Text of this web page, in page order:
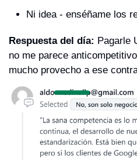
Ni idea - enséñame los
Respuesta del día: Pagarle
no me parece
mucho provecho a ese